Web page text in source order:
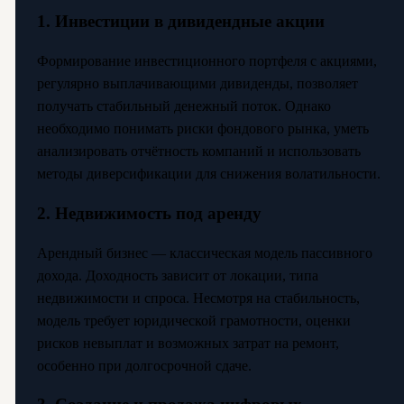
1. Инвестиции в дивидендные акции
Формирование инвестиционного портфеля с акциями,
регулярно выплачивающими дивиденды, позволяет
получать стабильный денежный поток. Однако
необходимо понимать риски фондового рынка, уметь
анализировать отчётность компаний и использовать
методы диверсификации для снижения волатильности.
2. Недвижимость под аренду
Арендный бизнес — классическая модель пассивного
дохода. Доходность зависит от локации, типа
недвижимости и спроса. Несмотря на стабильность,
модель требует юридической грамотности, оценки
рисков невыплат и возможных затрат на ремонт,
особенно при долгосрочной сдаче.